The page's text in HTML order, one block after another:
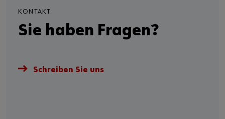
KONTAKT
Sie haben Fragen?
Schreiben Sie uns